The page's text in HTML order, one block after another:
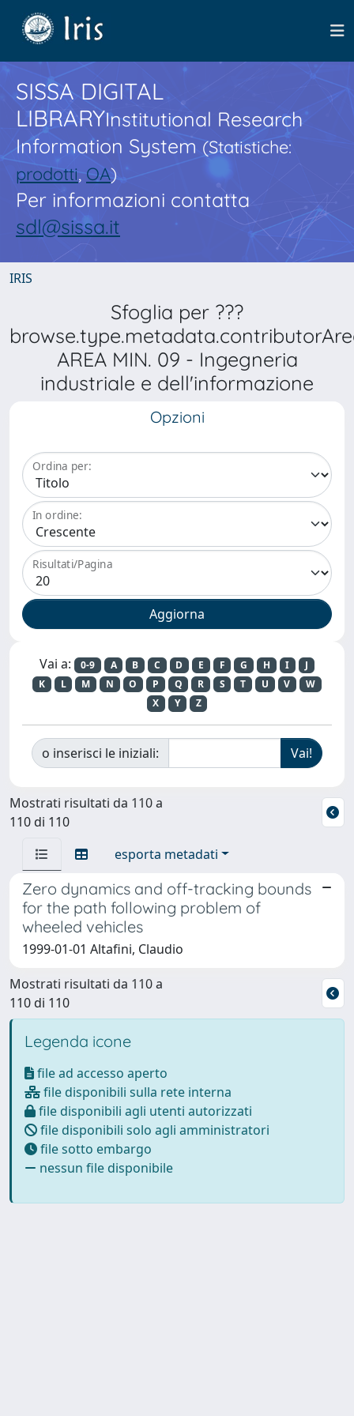
SISSA DIGITAL
LIBRARYInstitutional Research
Information System(Statistiche:
prodotti,OA)
Per informazioni contatta
sdl@sissa.it
IRIS
Sfoglia per ???
AREA MIN. 09 - Ingegneria
industriale e dell'informazione
Opzioni
Ordina per:
In ordine:
Risultati/Pagina
Vai a: 0-9 A B C D E F G H I
J
K
L M N O P Q R S T U V
W
X
Y Z
o inserisci le iniziali:
Mostrati risultati da 110 a
110 di 110
esporta metadati
Zero dynamics and off-tracking bounds
for the path following problem of
wheeled vehicles
1999-01-01 Altafini, Claudio
Mostrati risultati da 110 a
110 di 110
Legenda icone
file ad accesso aperto
file disponibili sulla rete interna
file disponibili agli utenti autorizzati
file disponibili solo agli amministratori
file sotto embargo
nessun file disponibile